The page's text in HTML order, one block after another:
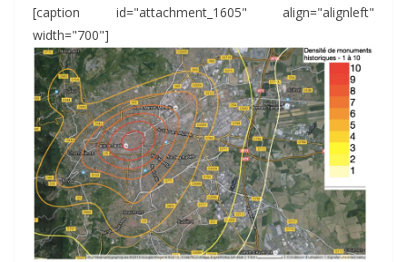
[caption id="attachment_1605" align="alignleft"
width="700"]